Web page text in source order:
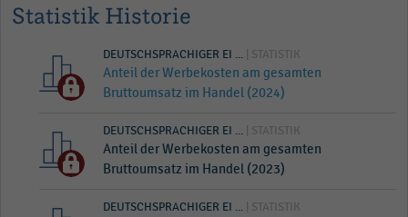
Statistik Historie
DEUTSCHSPRACHIGER EI ... | STATISTIK
Anteil der Werbekosten am gesamten
Bruttoumsatz im Handel (2024)
DEUTSCHSPRACHIGER EI ... | STATISTIK
Anteil der Werbekosten am gesamten
Bruttoumsatz im Handel (2023)
DEUTSCHSPRACHIGER EI ... | STATISTIK